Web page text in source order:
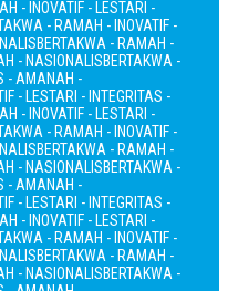
- INOVATIF - LESTARI -
- RAMAH - INOVATIF -
BERTAKWA - RAMAH -
- NASIONALISBERTAKWA -
- AMANAH -
- LESTARI - INTEGRITAS -
- INOVATIF - LESTARI -
- RAMAH - INOVATIF -
BERTAKWA - RAMAH -
- NASIONALISBERTAKWA -
- AMANAH -
- LESTARI - INTEGRITAS -
- INOVATIF - LESTARI -
- RAMAH - INOVATIF -
BERTAKWA - RAMAH -
- NASIONALISBERTAKWA -